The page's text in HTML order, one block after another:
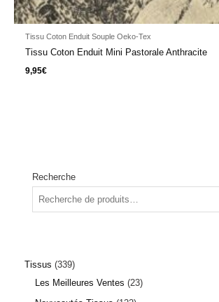
Tissu Coton Enduit Souple Oeko-Tex
Tissu Coton Enduit Mini Pastorale Anthracite
9,95€
Recherche
Tissus 339
Les Meilleures Ventes
23